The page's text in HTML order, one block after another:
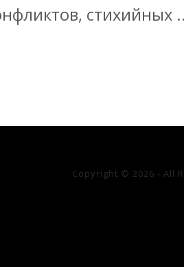
стихийных
Copyright © 2026 - All